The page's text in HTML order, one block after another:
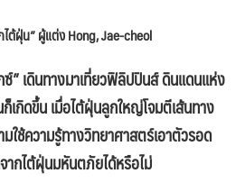
ต้ฝุ่น” ผู้แต่งHong, Jae-cheol
ซ์” เดินทางมาเที่ยวฟิลิปปินส์ ดินแดนแห่ง
เกิดขึ้น เมื่อไต้ฝุ่นลูกใหญ่โจมตีเส้นทาง
ใช้ความรู้ทางวิทยาศาสตร์เอาตัวรอด
ากไต้ฝุ่นมหันตภัยได้หรือไม่